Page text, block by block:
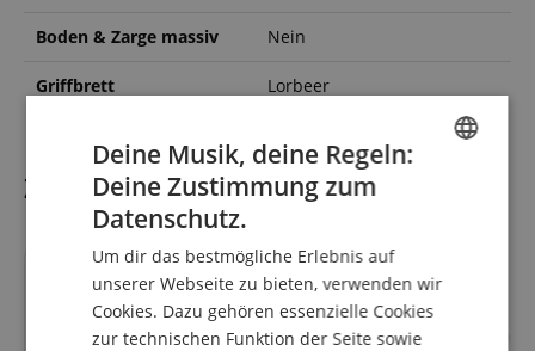
Boden & Zarge massiv Nein
Griffbrett Lorbeer
Zubehör
passt genau
FRENCH
Deine Musik, deine Regeln:
Deine Zustimmung zum
Datenschutz.
Um dir das bestmögliche Erlebnis auf
unserer Webseite zu bieten, verwenden wir
Cookies. Dazu gehören essenzielle Cookies
zur technischen Funktion der Seite sowie